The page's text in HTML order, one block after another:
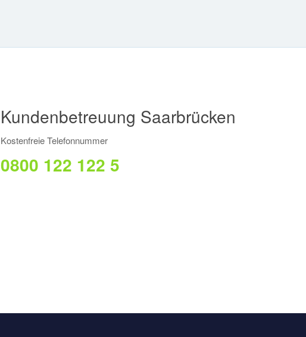
Kundenbetreuung Saarbrücken
Kostenfreie Telefonnummer
0800 122 122 5